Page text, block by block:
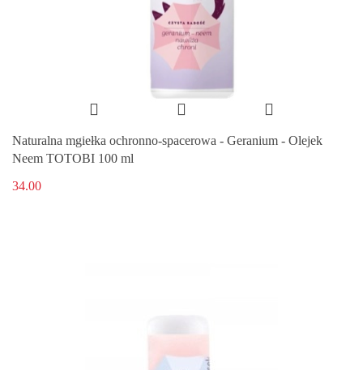
Naturalna mgiełka ochronno-spacerowa - Geranium - Olejek
Neem TOTOBI 100 ml
34.00